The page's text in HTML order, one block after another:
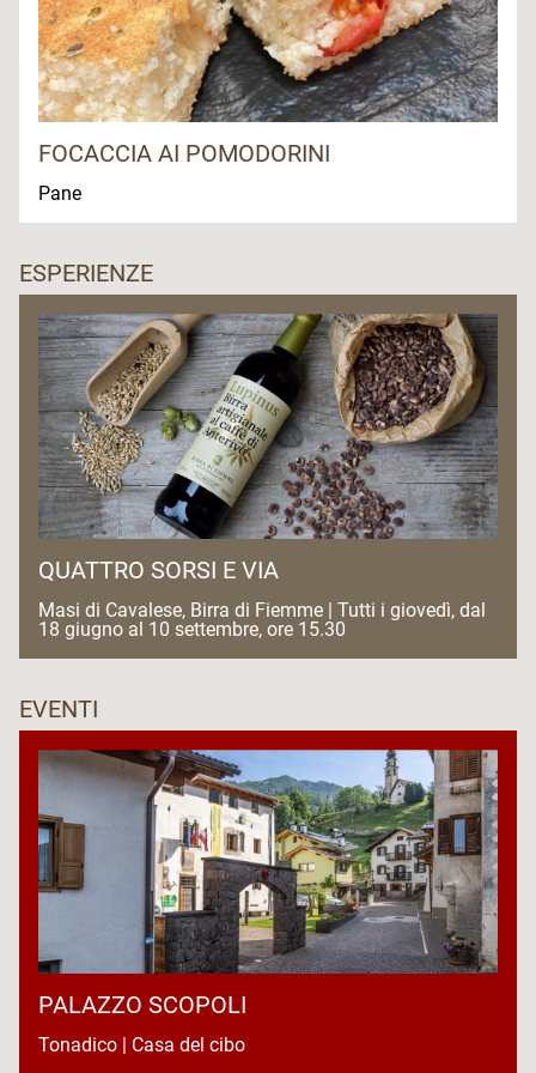
FOCACCIA AI POMODORINI
Pane
ESPERIENZE
QUATTRO SORSI E VIA
Masi di Cavalese, Birra di Fiemme | Tutti i giovedì, dal
18 giugno al 10 settembre, ore 15.30
EVENTI
PALAZZO SCOPOLI
Tonadico | Casa del cibo